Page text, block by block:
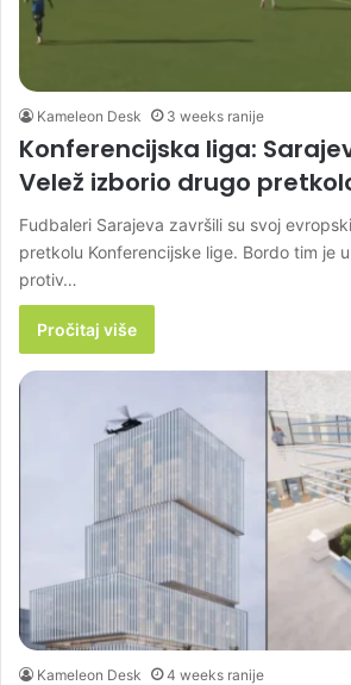
Kameleon Desk 3 weeks ranije
Konferencijska liga:
Velež izborio drugo
Fudbaleri Sarajeva završili su svoj
pretkolu Konferencijske lige. Bordo tim je
protiv…
Pročitaj više
Kameleon Desk 4 weeks ranije